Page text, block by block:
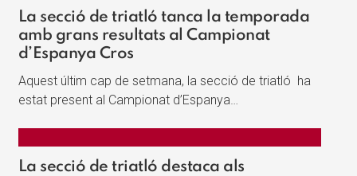
La secció de triatló tanca la temporada
amb grans resultats al Campionat
d’Espanya Cros
Aquest últim cap de setmana, la secció de triatló ha
estat present al Campionat d’Espanya…
La secció de triatló destaca als